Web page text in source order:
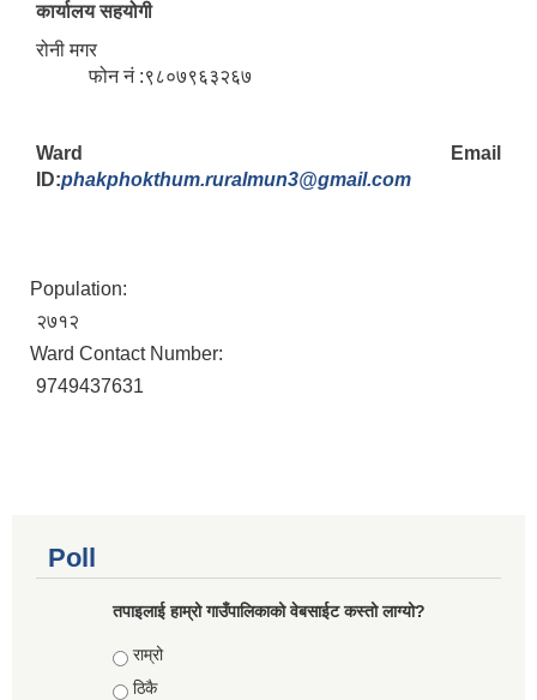
कार्यालय सहयोगी
रोनी मगर
फोन नं :९८०७९६३२६७
Ward Email
ID:phakphokthum.ruralmun3@gmail.com
Population:
२७१२
Ward Contact Number:
9749437631
Poll
तपाइलाई हाम्रो गाउँपालिकाको वेबसाईट कस्तो लाग्यो?
Choices
राम्रो
ठिकै